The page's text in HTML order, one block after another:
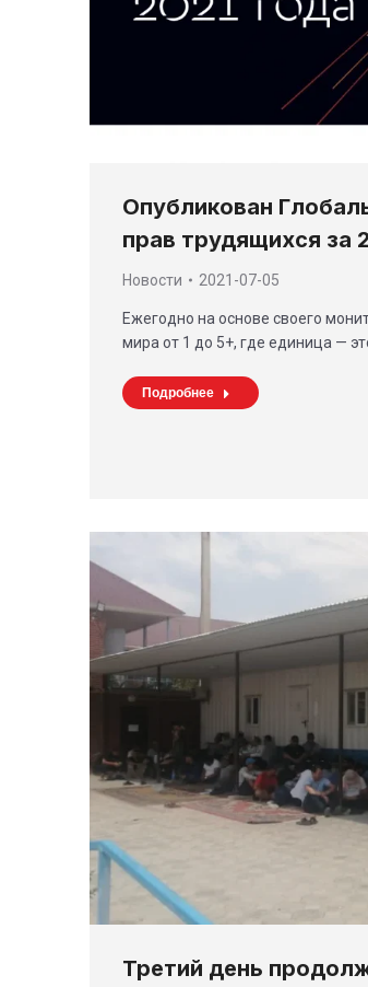
Опубликован
прав трудящихся за
Новости 2021-07-05
Ежегодно на основе своего
мира от 1 до 5+, где единица —
Подробнее
Третий день